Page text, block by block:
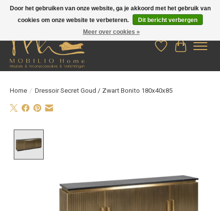
Verlanglijst
Home / Dressoir Secret Goud / Zwart Bonito 180x40x85
Door het gebruiken van onze website, ga je akkoord met het gebruik van
cookies om onze website te verbeteren.
Dit bericht verbergen
Meer over cookies »